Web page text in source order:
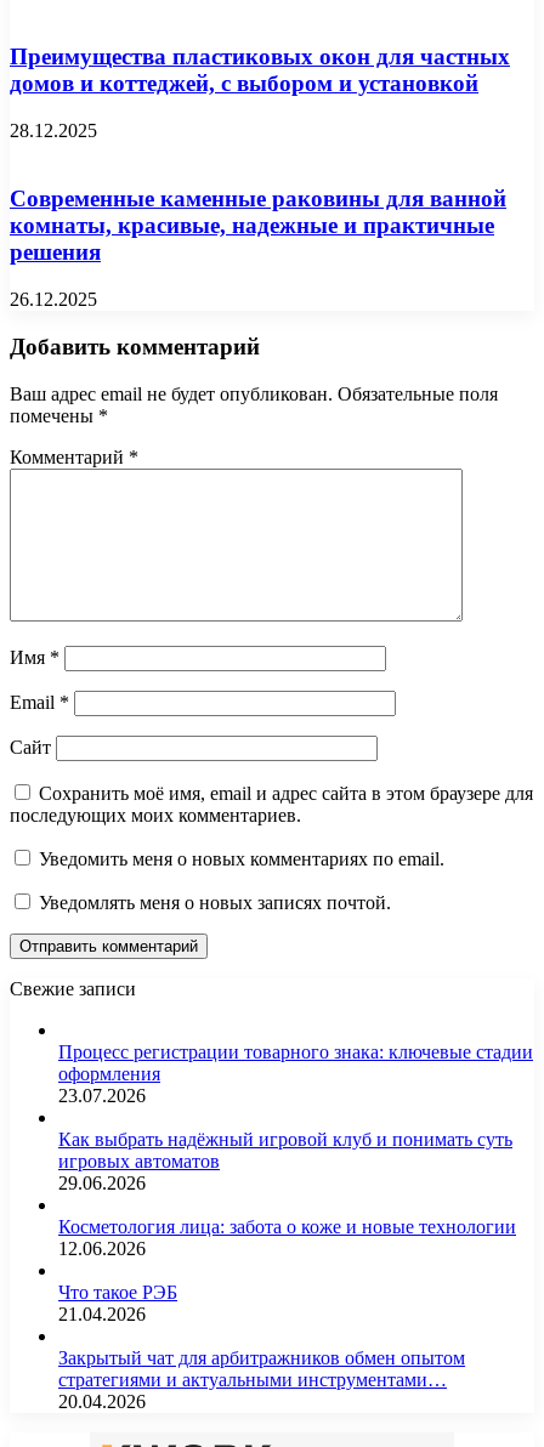
Преимущества пластиковых окон для частных
домов и коттеджей, с выбором и установкой
28.12.2025
Современные каменные раковины для ванной
комнаты, красивые, надежные и практичные
решения
26.12.2025
Добавить комментарий
Ваш адрес email не будет опубликован. Обязательные поля
помечены *
Комментарий *
Имя *
Email *
Сайт
Сохранить моё имя, email и адрес сайта в этом браузере для
последующих моих комментариев.
Уведомить меня о новых комментариях по email.
Уведомлять меня о новых записях почтой.
Свежие записи
Процесс регистрации товарного знака: ключевые стадии
оформления
23.07.2026
Как выбрать надёжный игровой клуб и понимать суть
игровых автоматов
29.06.2026
Косметология лица: забота о коже и новые технологии
12.06.2026
Что такое РЭБ
21.04.2026
Закрытый чат для арбитражников обмен опытом
стратегиями и актуальными инструментами…
20.04.2026